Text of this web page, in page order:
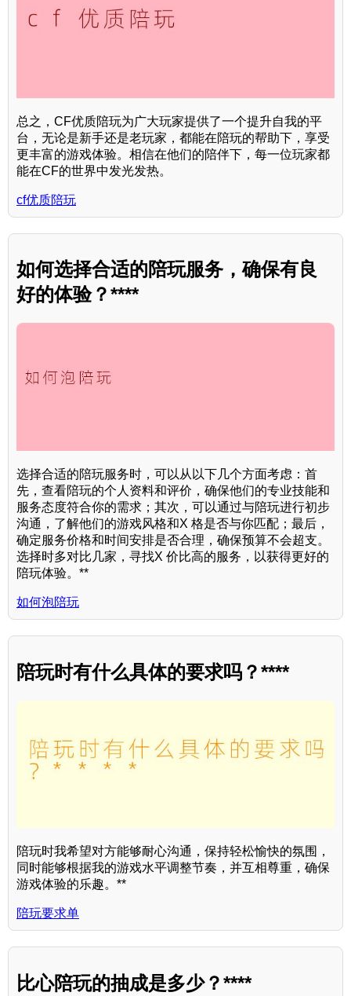
总之，CF优质陪玩为广大玩家提供了一个提升自我的平
台，无论是新手还是老玩家，都能在陪玩的帮助下，享受
更丰富的游戏体验。相信在他们的陪伴下，每一位玩家都
能在CF的世界中发光发热。
cf优质陪玩
如何选择合适的陪玩服务，确保有良
好的体验？****
选择合适的陪玩服务时，可以从以下几个方面考虑：首
先，查看陪玩的个人资料和评价，确保他们的专业技能和
服务态度符合你的需求；其次，可以通过与陪玩进行初步
沟通，了解他们的游戏风格和X 格是否与你匹配；最后，
确定服务价格和时间安排是否合理，确保预算不会超支。
选择时多对比几家，寻找X 价比高的服务，以获得更好的
陪玩体验。**
如何泡陪玩
陪玩时有什么具体的要求吗？****
陪玩时我希望对方能够耐心沟通，保持轻松愉快的氛围，
同时能够根据我的游戏水平调整节奏，并互相尊重，确保
游戏体验的乐趣。**
陪玩要求单
比心陪玩的抽成是多少？****